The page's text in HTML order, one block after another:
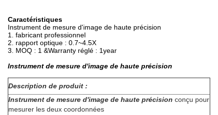
Caractéristiques
Instrument de mesure d'image de haute précision
1. fabricant professionnel
2. rapport optique : 0.7~4.5X
3. MOQ : 1 &Warranty réglé : 1year
Instrument de mesure d'image de haute précision
Description de produit :
Instrument de mesure d'image de haute précision conçu pour
mesurer les deux coordonnées